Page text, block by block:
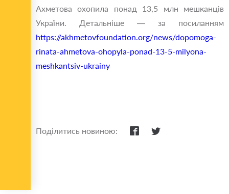
Ахметова охопила понад 13,5 млн мешканців
України. Детальніше — за посиланням
https://akhmetovfoundation.org/news/dopomoga-
rinata-ahmetova-ohopyla-ponad-13-5-milyona-
meshkantsiv-ukrainy
Поділитись новиною: